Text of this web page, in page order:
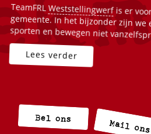
TeamFRLWeststellingwerfis er
gemeente. In
sporten en bewegen niet
Bel ons Mail ons